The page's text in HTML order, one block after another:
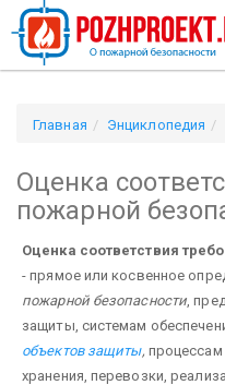
Главная Энциклопедия
Оценка
пожарной
Оценка соответствия
- прямое или косвенное
пожарной безопасности ,
защиты, системам
объектов защиты, процессам
хранения, перевозки,